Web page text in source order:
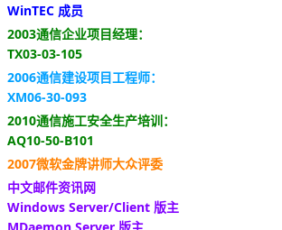
WinTEC 成员
2003通信企业项目经理：
TX03-03-105
2006通信建设项目工程师：
XM06-30-093
2010通信施工安全生产培训：
AQ10-50-B101
2007微软金牌讲师大众评委
中文邮件资讯网
Windows Server/Client 版主